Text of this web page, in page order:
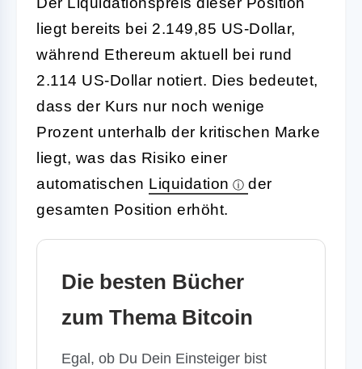
liegt bereits bei 2.149,85 US-Dollar,
während Ethereum aktuell bei rund
2.114 US-Dollar notiert. Dies bedeutet,
dass der Kurs nur noch wenige
Prozent unterhalb der kritischen Marke
liegt, was das Risiko einer
automatischen Liquidation
der
gesamten Position erhöht.
Die besten Bücher
zum Thema Bitcoin
Egal, ob Du Dein Einsteiger bist